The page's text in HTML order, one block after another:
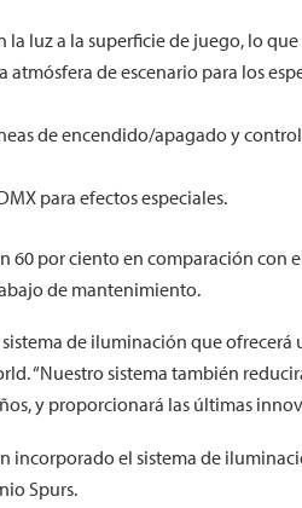
la luz a la superficie de juego, lo
atmósfera de escenario para los
de encendido/apagado y
para efectos especiales.
60 por ciento en comparación
de mantenimiento.
de iluminación que
“Nuestro sistema también
y proporcionará las últimas
incorporado el sistema de
Spurs.